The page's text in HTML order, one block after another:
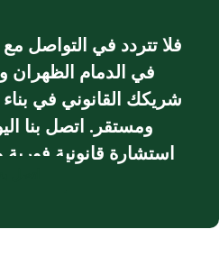
فلا تتردد في التواصل
في الدمام الظهران
شريكك القانوني في
ومستقر. اتصل بنا
استشارة قانونية